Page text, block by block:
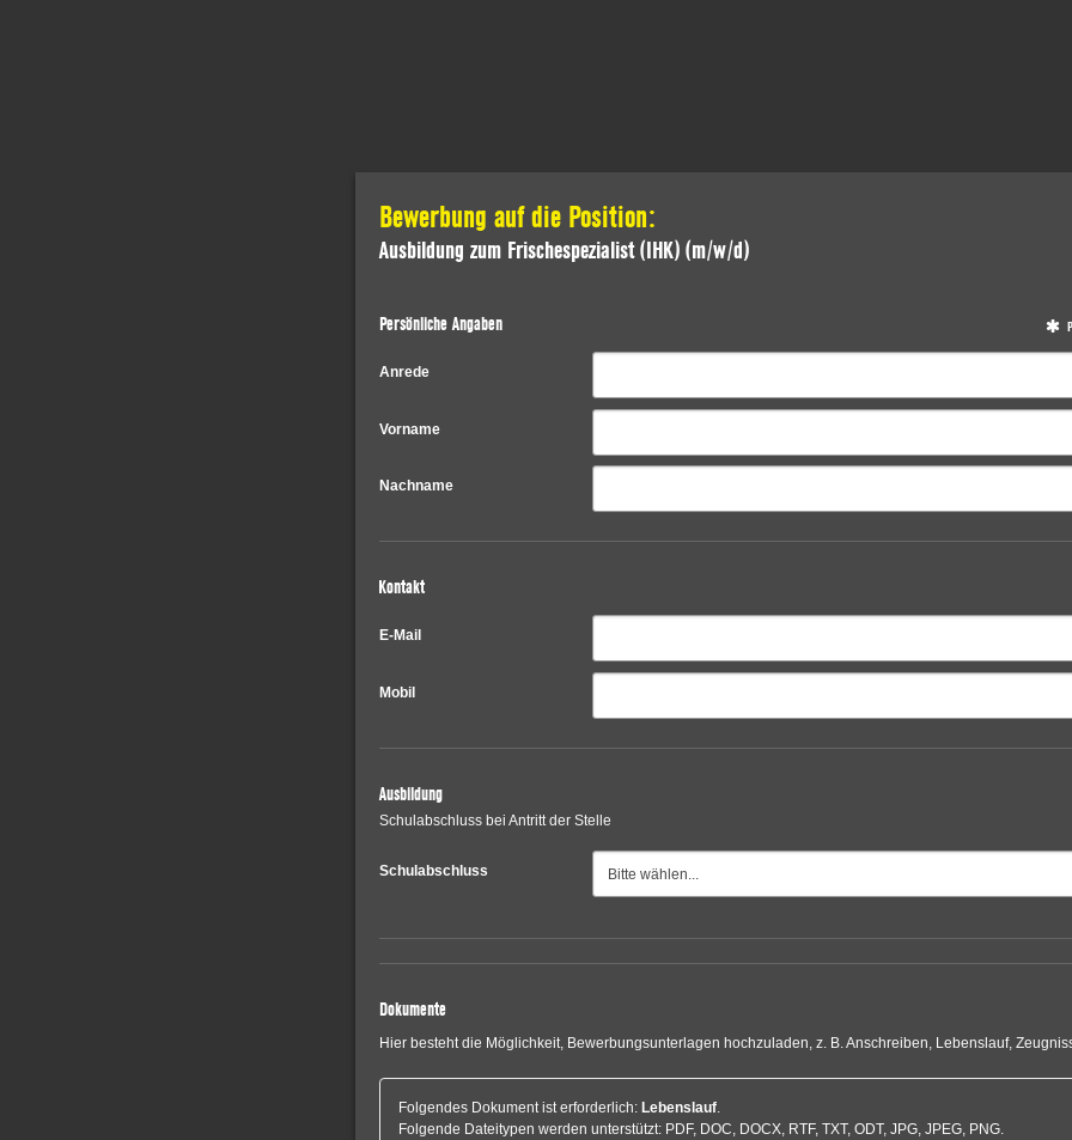
Bewerbung auf die Position:
Ausbildung zum Frischespezialist (IHK) (m/w/d)
Persönliche Angaben
Anrede
Vorname
Nachname
Kontakt
E-Mail
Mobil
Ausbildung
Schulabschluss bei Antritt der Stelle
Schulabschluss
Dokumente
Hier besteht die Möglichkeit, Bewerbungsunterlagen hochzuladen, z. B. Anschreiben, Lebenslauf,
Folgendes Dokument ist erforderlich: Lebenslauf.
Folgende Dateitypen werden unterstützt: PDF, DOC, DOCX, RTF, TXT, ODT, JPG, JPEG, PNG.